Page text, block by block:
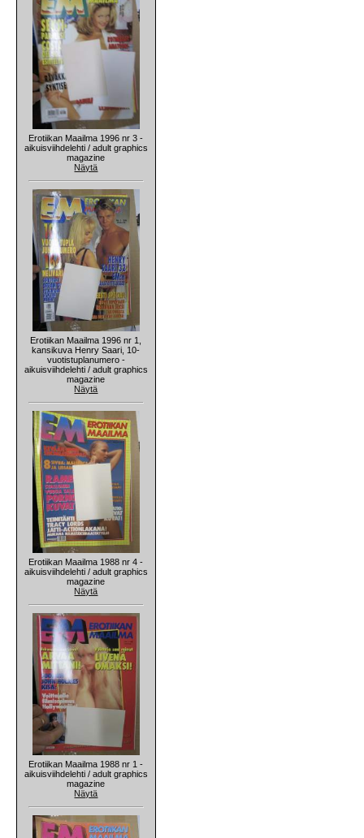
Erotiikan Maailma 1996 nr 3 -
aikuisviihdelehti / adult graphics
magazine
Näytä
Erotiikan Maailma 1996 nr 1,
kansikuva Henry Saari, 10-
vuotistuplanumero -
aikuisviihdelehti / adult graphics
magazine
Näytä
Erotiikan Maailma 1988 nr 4 -
aikuisviihdelehti / adult graphics
magazine
Näytä
Erotiikan Maailma 1988 nr 1 -
aikuisviihdelehti / adult graphics
magazine
Näytä